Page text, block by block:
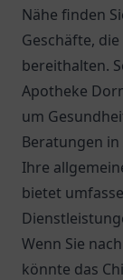
Nähe finden
Geschäfte,
bereithalten.
Apotheke
um
Beratungen
Ihre
bietet
Wenn Sie
könnte das